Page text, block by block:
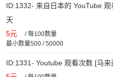
ID:1332- 来自日本的 YouTube
天
5元 /每100数量
最小数量500 / 50000
ID:1331- Youtube 观看次数 [马